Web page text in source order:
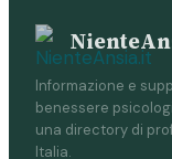
Informazione e
benessere
una directory di
Italia.